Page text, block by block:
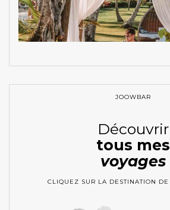
JOOWBAR
Découvrir
tous mes
voyages
CLIQUEZ SUR LA DESTINATION DE